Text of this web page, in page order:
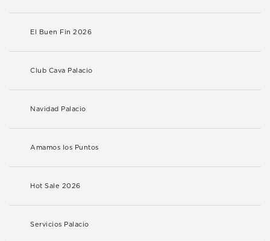
El Buen Fin 2026
Club Cava Palacio
Navidad Palacio
Amamos los Puntos
Hot Sale 2026
Servicios Palacio